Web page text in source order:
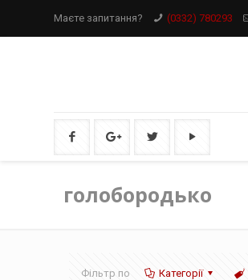
Маєте запитання? (0332) 780293
голобородько
Фільтр по Категорії